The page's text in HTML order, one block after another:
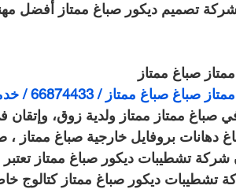
شركة تصميم ديكور صباغ ممتاز
صباغ ممتاز
ممتاز / 66874433 / خدمة 24 ساعة
صباغ ممتاز ممتاز ولدية زوق،
دهانات بروفايل خارجية صباغ ممتاز
شركة تشطيبات ديكور صباغ ممتاز
تشطيبات ديكور صباغ ممتاز كتالوج